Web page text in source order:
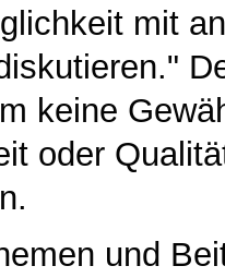
mit
keine
oder
und